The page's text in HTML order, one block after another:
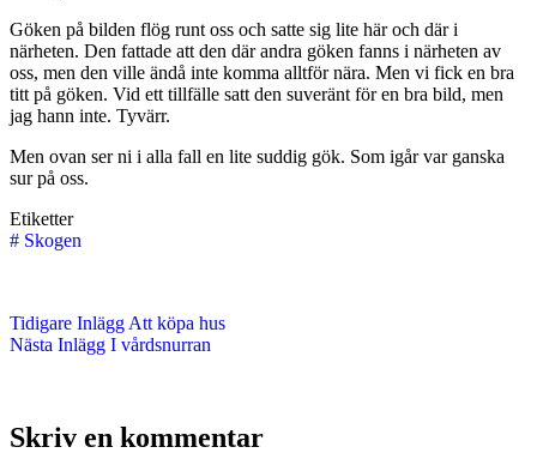
Göken på bilden flög runt oss och satte sig lite här och där i
närheten. Den fattade att den där andra göken fanns i närheten av
oss, men den ville ändå inte komma alltför nära. Men vi fick en bra
titt på göken. Vid ett tillfälle satt den suveränt för en bra bild, men
jag hann inte. Tyvärr.
Men ovan ser ni i alla fall en lite suddig gök. Som igår var ganska
sur på oss.
Etiketter
# Skogen
Tidigare Inlägg Att köpa hus
Nästa Inlägg I vårdsnurran
Skriv en kommentar